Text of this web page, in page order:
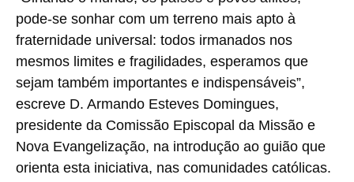
pode-se sonhar com um terreno mais apto à
fraternidade universal: todos irmanados nos
mesmos limites e fragilidades, esperamos que
sejam também importantes e indispensáveis”,
escreve D. Armando Esteves Domingues,
presidente da Comissão Episcopal da Missão e
Nova Evangelização, na introdução ao guião que
orienta esta iniciativa, nas comunidades católicas.